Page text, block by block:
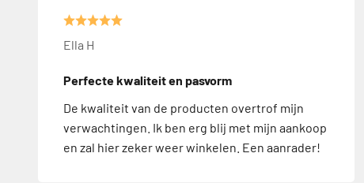
Ella H
Perfecte kwaliteit en pasvorm
De kwaliteit van de producten overtrof mijn
verwachtingen. Ik ben erg blij met mijn aankoop
en zal hier zeker weer winkelen. Een aanrader!